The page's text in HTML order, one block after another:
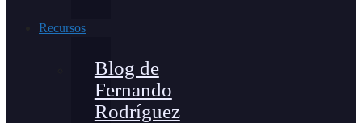
Recursos
Blog de
Fernando
Rodríguez